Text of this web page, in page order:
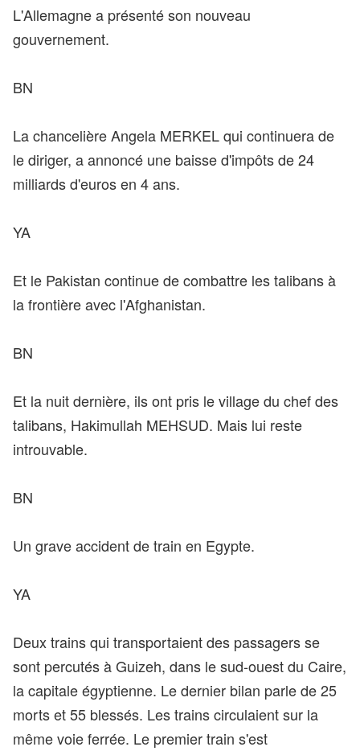
L'Allemagne a présenté son nouveau
gouvernement.
BN
La chancelière Angela MERKEL qui continuera de
le diriger, a annoncé une baisse d'impôts de 24
milliards d'euros en 4 ans.
YA
Et le Pakistan continue de combattre les talibans à
la frontière avec l'Afghanistan.
BN
Et la nuit dernière, ils ont pris le village du chef des
talibans, Hakimullah MEHSUD. Mais lui reste
introuvable.
BN
Un grave accident de train en Egypte.
YA
Deux trains qui transportaient des passagers se
sont percutés à Guizeh, dans le sud-ouest du Caire,
la capitale égyptienne. Le dernier bilan parle de 25
morts et 55 blessés. Les trains circulaient sur la
même voie ferrée. Le premier train s'est